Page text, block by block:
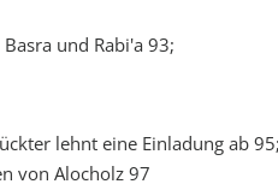
und Rabi'a 93;
lehnt eine Einladung ab
von Alocholz 97